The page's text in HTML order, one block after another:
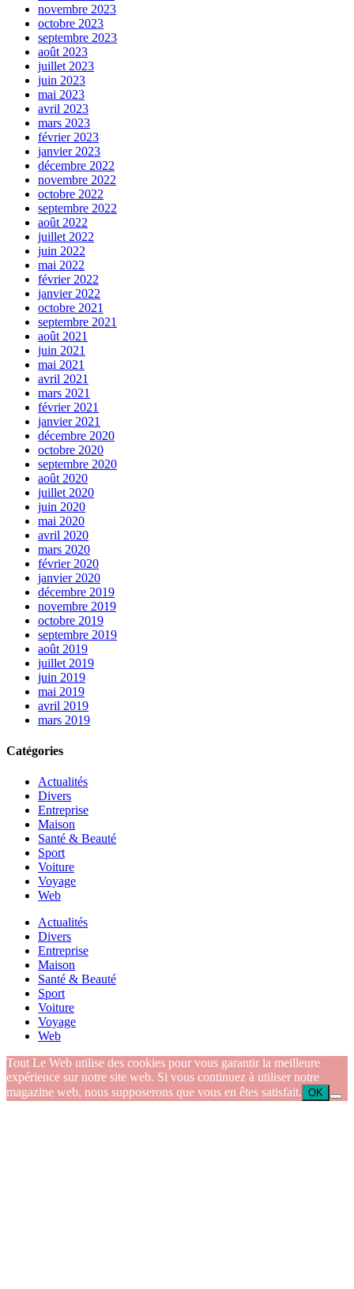
novembre 2023
octobre 2023
septembre 2023
août 2023
juillet 2023
juin 2023
mai 2023
avril 2023
mars 2023
février 2023
janvier 2023
décembre 2022
novembre 2022
octobre 2022
septembre 2022
août 2022
juillet 2022
juin 2022
mai 2022
février 2022
janvier 2022
octobre 2021
septembre 2021
août 2021
juin 2021
mai 2021
avril 2021
mars 2021
février 2021
janvier 2021
décembre 2020
octobre 2020
septembre 2020
août 2020
juillet 2020
juin 2020
mai 2020
avril 2020
mars 2020
février 2020
janvier 2020
décembre 2019
novembre 2019
octobre 2019
septembre 2019
août 2019
juillet 2019
juin 2019
mai 2019
avril 2019
mars 2019
Catégories
Actualités
Divers
Entreprise
Maison
Santé & Beauté
Sport
Voiture
Voyage
Web
Actualités
Divers
Entreprise
Maison
Santé & Beauté
Sport
Voiture
Voyage
Web
Tout Le Web utilise des cookies pour vous garantir la meilleure
expérience sur notre site web. Si vous continuez à utiliser notre
magazine web, nous supposerons que vous en êtes satisfait. OK